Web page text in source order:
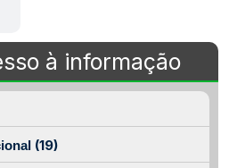
à informação
(19)